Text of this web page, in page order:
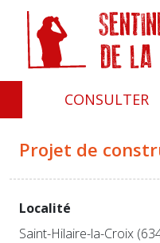
CONSULTER
Projet de
Localité
Saint-Hilaire-la-Croix
Panneau de gestion des